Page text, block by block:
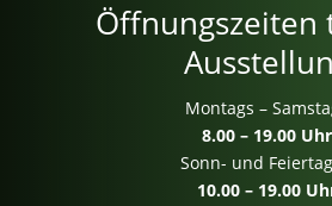
Öffnungszeiten
Montags –
8.00 – 19.00 Uhr
Sonn- und
10.00 – 19.00